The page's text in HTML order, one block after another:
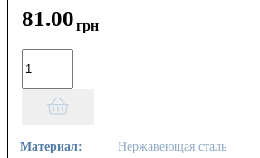
81.00грн
Материал:
Нержавеющая сталь